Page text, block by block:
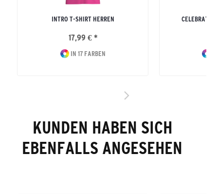
INTRO T-SHIRT HERREN
17,99 € *
IN 17 FARBEN
CELEBRATE
KUNDEN HABEN SICH
EBENFALLS ANGESEHEN